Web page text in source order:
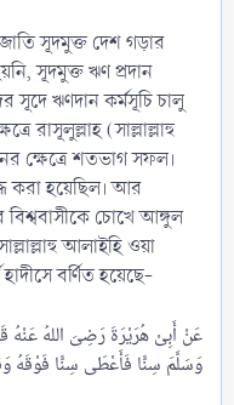
সূদমুক্ত দেশ গড়ার
সূদমুক্ত ঋণ প্রদান
সূদে ঋণদান কর্মসূচি চালু
রাসূলুল্লাহ (সাল্লাল্লাহু
ক্ষেত্রে শতভাগ সফল।
করা হয়েছিল। আর
চোখে আঙ্গুল
আলাইহি ওয়া
বর্ণিত হয়েছে-
عَنْ أَبِىْ هُرَيْرَةَ رَضِىَ اللهُ عَنْهُ